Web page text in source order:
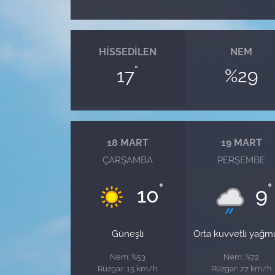
HISSEDILEN
17°
NEM
%29
18 MART
ÇARŞAMBA
10°
Güneşli
Nem: %53
Rüzgar: 15 km/h
19 MART
PERŞEMBE
9°
Orta kuvvetli
Nem: %72
Rüzgar: 27 km/h